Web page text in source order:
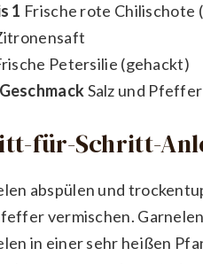
1 Frische rote Chilischote
Petersilie (gehackt)
Salz und Pfeffer
für-Schritt-
abspülen und
vermischen.
in einer sehr heißen